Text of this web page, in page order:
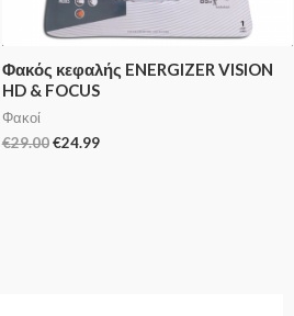
Φακός κεφαλής ENERGIZER VISION
HD & FOCUS
Φακοί
€29.00 €24.99